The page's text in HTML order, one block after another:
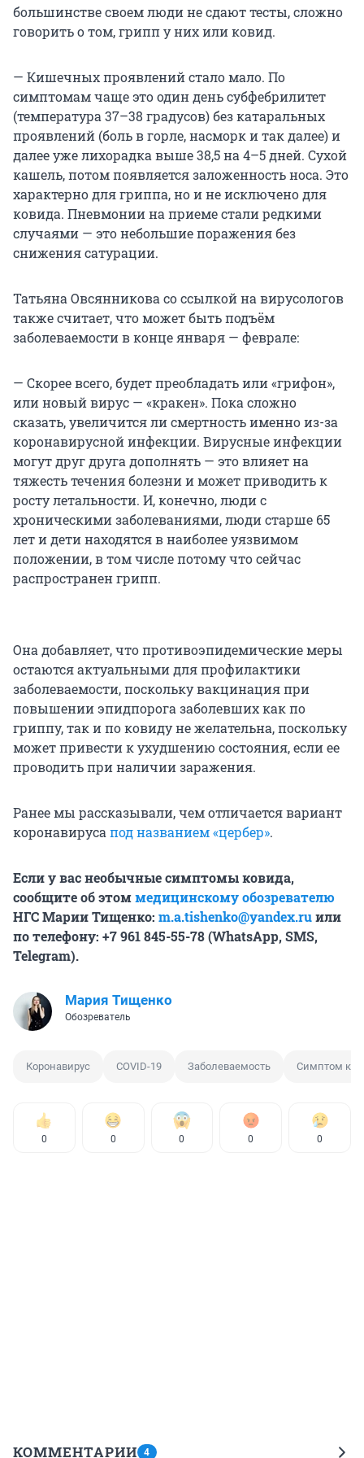
большинстве своем люди не сдают тесты, сложно
говорить о том, грипп у них или ковид.
— Кишечных проявлений стало мало. По
симптомам чаще это один день субфебрилитет
(температура 37–38 градусов) без катаральных
проявлений (боль в горле, насморк и так далее) и
далее уже лихорадка выше 38,5 на 4–5 дней. Сухой
кашель, потом появляется заложенность носа. Это
характерно для гриппа, но и не исключено для
ковида. Пневмонии на приеме стали редкими
случаями — это небольшие поражения без
снижения сатурации.
Татьяна Овсянникова со ссылкой на вирусологов
также считает, что может быть подъём
заболеваемости в конце января — феврале:
— Скорее всего, будет преобладать или «грифон»,
или новый вирус — «кракен». Пока сложно
сказать, увеличится ли смертность именно из-за
коронавирусной инфекции. Вирусные инфекции
могут друг друга дополнять — это влияет на
тяжесть течения болезни и может приводить к
росту летальности. И, конечно, люди с
хроническими заболеваниями, люди старше 65
лет и дети находятся в наиболее уязвимом
положении, в том числе потому что сейчас
распространен грипп.
Она добавляет, что противоэпидемические меры
остаются актуальными для профилактики
заболеваемости, поскольку вакцинация при
повышении эпидпорога заболевших как по
гриппу, так и по ковиду не желательна, поскольку
может привести к ухудшению состояния, если ее
проводить при наличии заражения.
Ранее мы рассказывали, чем отличается вариант
коронавируса под названием «цербер».
Если у вас необычные симптомы ковида,
сообщите об этоммедицинскому обозревателю
НГС Марии Тищенко: m.a.tishenko@yandex.ruили
по телефону: +7 961 845-55-78 (WhatsApp, SMS,
Telegram).
Мария Тищенко
Обозреватель
Коронавирус COVID-19 Заболеваемость Симптом
0 0 0 0 0
КОММЕНТАРИИ 4